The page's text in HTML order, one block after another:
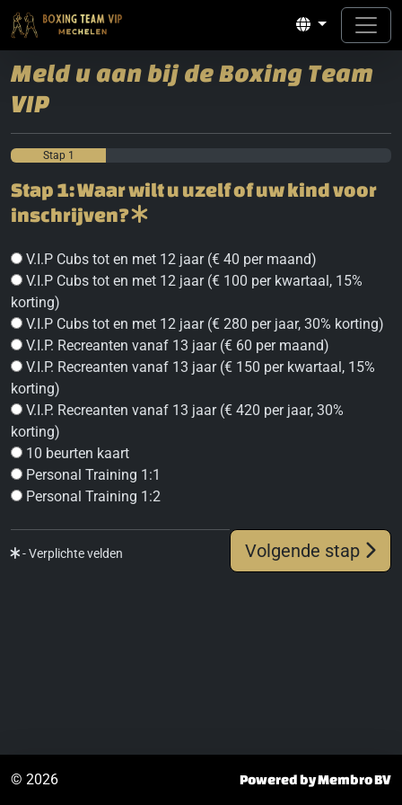
Meld u aan bij de Boxing Team
VIP
Stap 1
Stap 1: Waar wilt u uzelf of uw kind voor
inschrijven?
V.I.P Cubs tot en met 12 jaar (€ 40 per maand)
V.I.P Cubs tot en met 12 jaar (€ 100 per kwartaal, 15%
korting)
V.I.P Cubs tot en met 12 jaar (€ 280 per jaar, 30% korting)
V.I.P. Recreanten vanaf 13 jaar (€ 60 per maand)
V.I.P. Recreanten vanaf 13 jaar (€ 150 per kwartaal, 15%
korting)
V.I.P. Recreanten vanaf 13 jaar (€ 420 per jaar, 30%
korting)
10 beurten kaart
Personal Training 1:1
Personal Training 1:2
Volgende stap
- Verplichte velden
© 2026 Powered by Membro BV